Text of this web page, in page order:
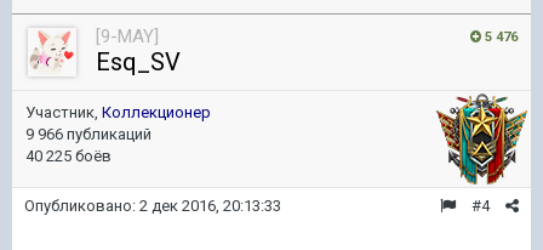
5 476
[9-MAY]
Esq_SV
Участник, Коллекционер
9 966 публикаций
40 225 боёв
#4
Опубликовано: 2 дек 2016, 20:13:33